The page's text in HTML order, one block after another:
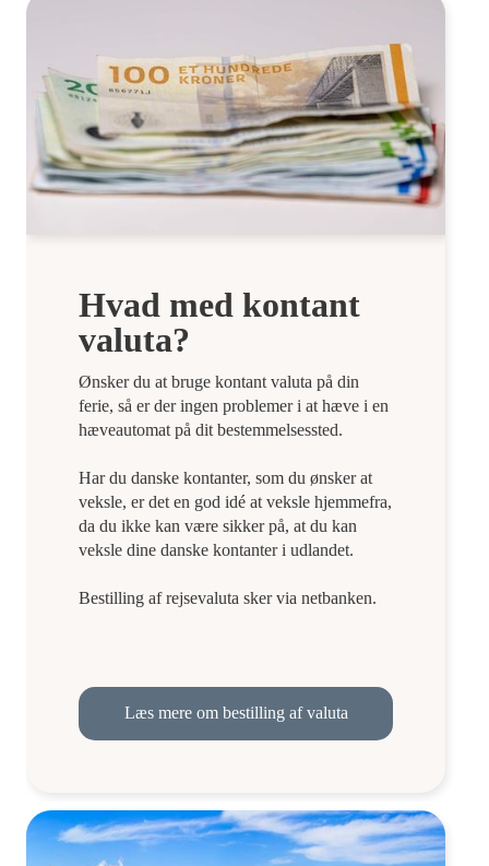
Hvad med kontant
valuta?
Ønsker du at bruge kontant valuta på din
ferie, så er der ingen problemer i at hæve i en
hæveautomat på dit bestemmelsessted.
Har du danske kontanter, som du ønsker at
veksle, er det en god idé at veksle hjemmefra,
da du ikke kan være sikker på, at du kan
veksle dine danske kontanter i udlandet.
Bestilling af rejsevaluta sker via netbanken.
Læs mere om bestilling af valuta